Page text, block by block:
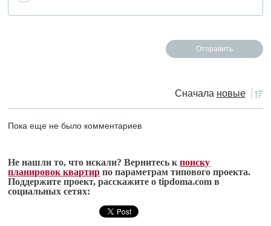
Сначала новые
Пока еще не было комментариев
Не нашли то, что искали? Вернитесь кпоиску
планировок квартир по параметрам типового проекта.
Поддержите проект, расскажите о tipdoma.com в
социальных сетях: